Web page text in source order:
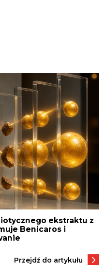
Przejdź do artykułu
ekstraktu z
Benicaros i